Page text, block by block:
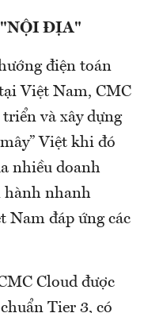
"NỘI ĐỊA"
điện toán
Việt Nam, CMC
và xây dựng
Việt khi đó
nhiều doanh
hành nhanh
Nam đáp ứng các
Cloud được
Tier 3, có